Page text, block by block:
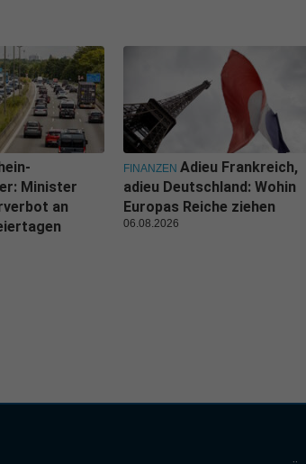
Minister
an
FINANZEN Adieu Frankreich,
adieu Deutschland: Wohin
Europas Reiche ziehen
06.08.2026